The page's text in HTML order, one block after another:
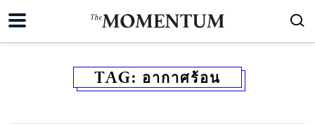
TAG: อากาศร้อน